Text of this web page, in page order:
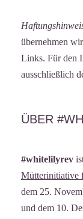
übernehmen
Links. Für den
ausschließlich
ÜBER
#whitelilyrev
Mütterinitiative
dem 25.
und dem 10.